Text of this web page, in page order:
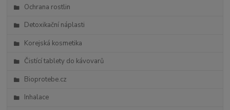
Ochrana rostlin
Detoxikační náplasti
Korejská kosmetika
Čistící tablety do kávovarů
Bioprotebe.cz
Inhalace